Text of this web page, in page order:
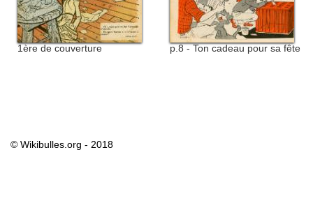
1ère de couverture p.8 - Ton cadeau pour sa fête
© Wikibulles.org - 2018